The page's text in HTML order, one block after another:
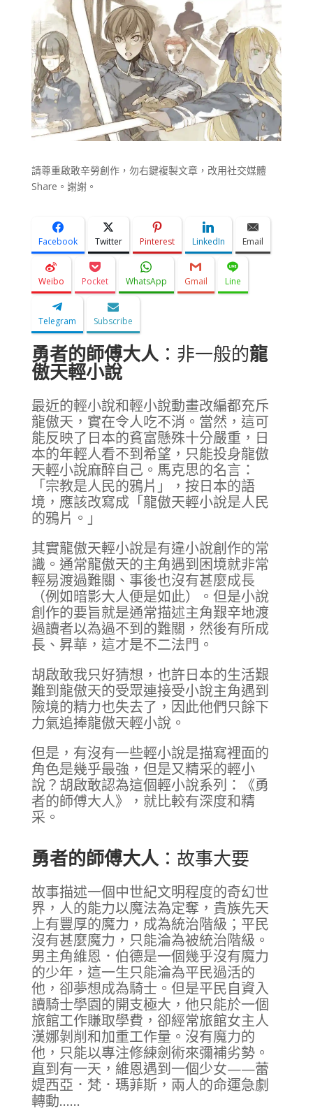
請尊重啟敢辛勞創作，勿右鍵複製文章，改用社交媒體
Share。謝謝。
Facebook Twitter Pinterest LinkedIn Email
Weibo Pocket WhatsApp Gmail Line
Telegram Subscribe
勇者的師傅大人：非一般的龍
傲天輕小說
最近的輕小說和輕小說動畫改編都充斥
龍傲天，實在令人吃不消。當然，這可
能反映了日本的貧富懸殊十分嚴重，日
本的年輕人看不到希望，只能投身龍傲
天輕小說麻醉自己。馬克思的名言：
「宗教是人民的鴉片」，按日本的語
境，應該改寫成「龍傲天輕小說是人民
的鴉片。」
其實龍傲天輕小說是有違小說創作的常
識。通常龍傲天的主角遇到困境就非常
輕易渡過難關、事後也沒有甚麼成長
（例如暗影大人便是如此）。但是小說
創作的要旨就是通常描述主角艱辛地渡
過讀者以為過不到的難關，然後有所成
長、昇華，這才是不二法門。
胡啟敢我只好猜想，也許日本的生活艱
難到龍傲天的受眾連接受小說主角遇到
險境的精力也失去了，因此他們只餘下
力氣追捧龍傲天輕小說。
但是，有沒有一些輕小說是描寫裡面的
角色是幾乎最強，但是又精采的輕小
說？胡啟敢認為這個輕小說系列：《勇
者的師傅大人》，就比較有深度和精
采。
勇者的師傅大人：故事大要
故事描述一個中世紀文明程度的奇幻世
界，人的能力以魔法為定奪，貴族先天
上有豐厚的魔力，成為統治階級；平民
沒有甚麼魔力，只能淪為被統治階級。
男主角維恩．伯德是一個幾乎沒有魔力
的少年，這一生只能淪為平民過活的
他，卻夢想成為騎士。但是平民自資入
讀騎士學園的開支極大，他只能於一個
旅館工作賺取學費，卻經常旅館女主人
漢娜剝削和加重工作量。沒有魔力的
他，只能以專注修練劍術來彌補劣勢。
直到有一天，維恩遇到一個少女——蕾
媞西亞．梵．瑪菲斯，兩人的命運急劇
轉動......